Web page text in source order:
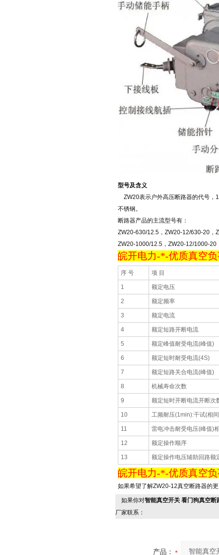
型号及含义
ZW20表示户外高压断路器的代号，
不锈钢。
断路器产品的主流型号有：
ZW20-630/12.5，ZW20-12/630-20，
ZW20-1000/12.5，ZW20-12/1000-20
皖开电力-*-优质真空
序 号 项 目
1 额定电压
2 额定频率
3 额定电流
4 额定短路开断电流
5 额定峰值耐受电流(峰值)
6 额定短时耐受电流(4S)
7 额定短路关合电流(峰值)
8 机械寿命次数
9 额定短时开断电流开断次
10 工频耐压(1min):干试(相
11 雷电冲击耐受电压(峰值)
12 额定操作顺序
13 额定操作电压辅助回路额
皖开电力-*-优质真空
如果希望了解ZW20-12真空断路器的
如果你对智能真空开关 看门狗真空
厂家联系：
产品：